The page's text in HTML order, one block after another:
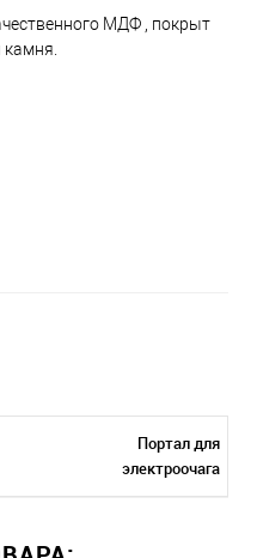
МДФ , покрыт
камня.
Портал для
электроочага